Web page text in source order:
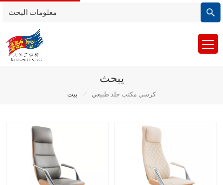
يبحث
بيت / كرسي مكتب جلد طبيعي